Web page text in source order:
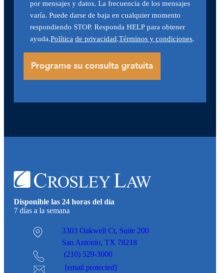
por mensajes y datos. La frecuencia de los mensajes
varía. Puede darse de baja en cualquier momento
respondiendo STOP. Responda HELP para obtener
ayuda.Política de privacidad.Términos y condiciones.
Disponible las 24 horas del día
7 días a la semana
3303 Oakwell Ct, Suite 200
San Antonio, TX 78218
(210) 529-3000
[email protected]